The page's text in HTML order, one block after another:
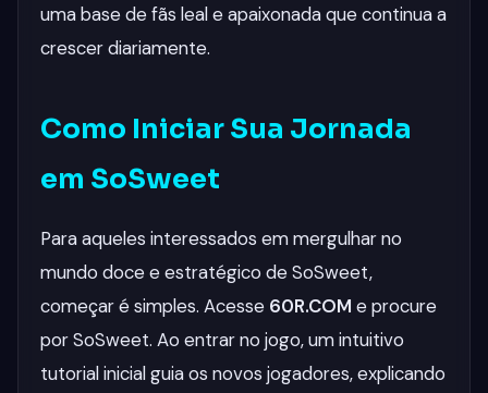
uma base de fãs leal e apaixonada que continua a
crescer diariamente.
Como Iniciar Sua Jornada
em SoSweet
Para aqueles interessados em mergulhar no
mundo doce e estratégico de SoSweet,
começar é simples. Acesse 60R.COM e procure
por SoSweet. Ao entrar no jogo, um intuitivo
tutorial inicial guia os novos jogadores, explicando